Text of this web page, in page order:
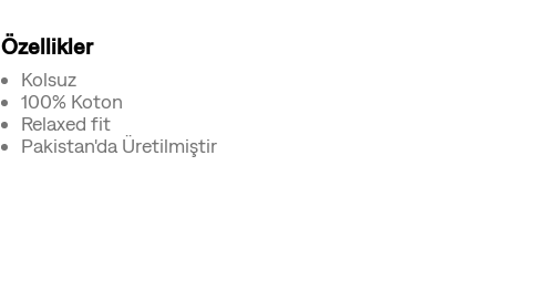
Özellikler
Kolsuz
100% Koton
Relaxed fit
Pakistan'da Üretilmiştir